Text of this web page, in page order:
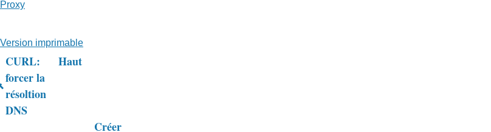
Proxy
Version imprimable
Liens
transversaux
de
CURL:
forcer la
résoltion
DNS
Haut
Créer